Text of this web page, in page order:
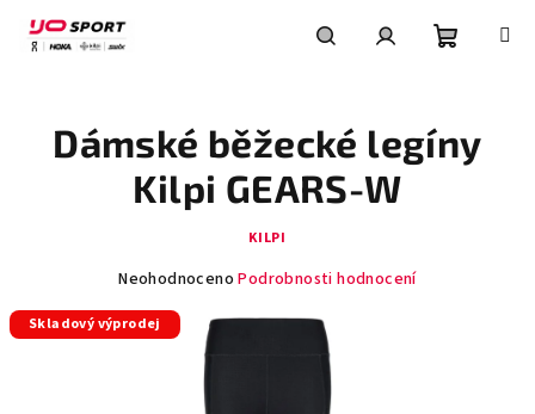
obsah
košík
Dámské běžecké legíny
Kilpi GEARS-W
KILPI
Průměrné
produktu
Neohodnoceno Podrobnosti hodnocení
Skladový výprodej